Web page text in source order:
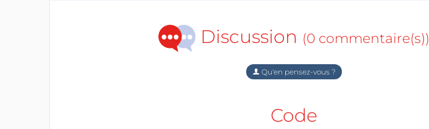
Discussion (0 commentaire(s))
Qu'en pensez-vous ?
Code